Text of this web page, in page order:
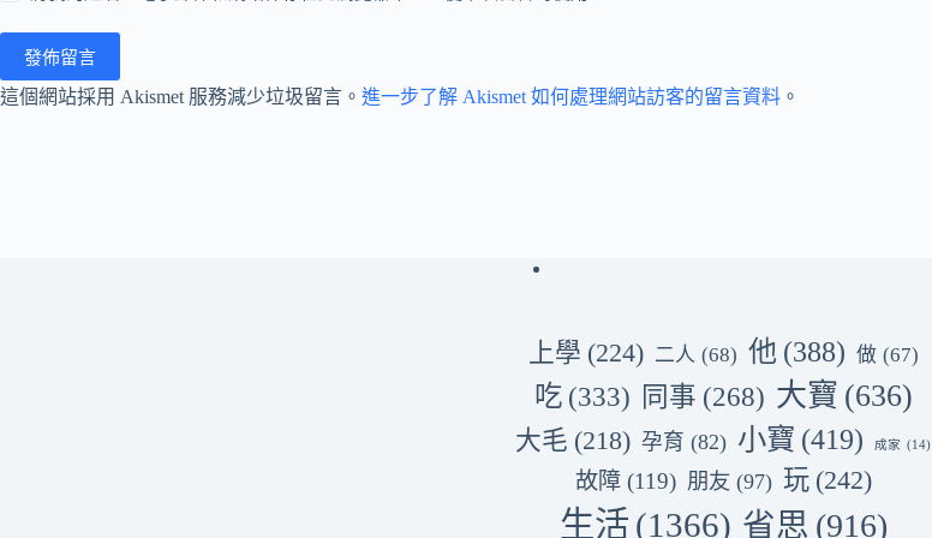
發佈留言
這個網站採用 Akismet 服務減少垃圾留言。 進一步了解 Akismet 如何處理網站訪客的留言資料 。
上學 (224) 二人 (68) 他 (388) 做 (67)
吃 (333) 同事 (268) 大寶 (636)
大毛 (218) 孕育 (82) 小寶 (419) 成家 (14)
故障 (119) 朋友 (97) 玩 (242)
生活 (1366) 省思 (916)